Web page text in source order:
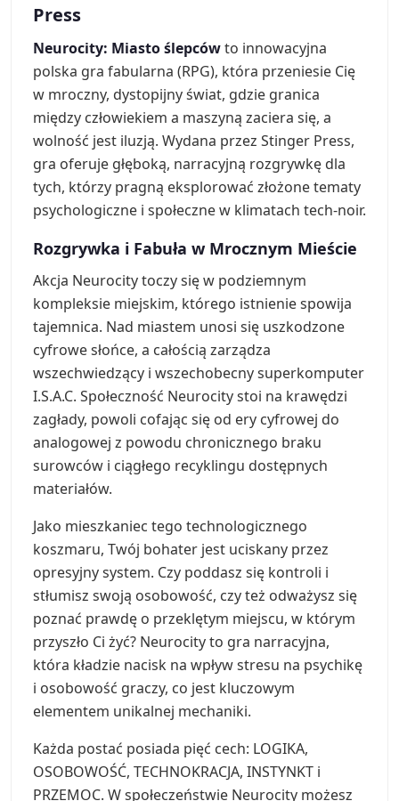
Press
Neurocity: Miasto ślepcówto innowacyjna
polska gra fabularna (RPG), która przeniesie Cię
w mroczny, dystopijny świat, gdzie granica
między człowiekiem a maszyną zaciera się, a
wolność jest iluzją. Wydana przez Stinger Press,
gra oferuje głęboką, narracyjną rozgrywkę dla
tych, którzy pragną eksplorować złożone tematy
psychologiczne i społeczne w klimatach tech-noir.
Rozgrywka i Fabuła w Mrocznym Mieście
Akcja Neurocity toczy się w podziemnym
kompleksie miejskim, którego istnienie spowija
tajemnica. Nad miastem unosi się uszkodzone
cyfrowe słońce, a całością zarządza
wszechwiedzący i wszechobecny superkomputer
I.S.A.C. Społeczność Neurocity stoi na krawędzi
zagłady, powoli cofając się od ery cyfrowej do
analogowej z powodu chronicznego braku
surowców i ciągłego recyklingu dostępnych
materiałów.
Jako mieszkaniec tego technologicznego
koszmaru, Twój bohater jest uciskany przez
opresyjny system. Czy poddasz się kontroli i
stłumisz swoją osobowość, czy też odważysz się
poznać prawdę o przeklętym miejscu, w którym
przyszło Ci żyć? Neurocity to gra narracyjna,
która kładzie nacisk na wpływ stresu na psychikę
i osobowość graczy, co jest kluczowym
elementem unikalnej mechaniki.
Każda postać posiada pięć cech: LOGIKA,
OSOBOWOŚĆ, TECHNOKRACJA, INSTYNKT i
PRZEMOC. W społeczeństwie Neurocity możesz